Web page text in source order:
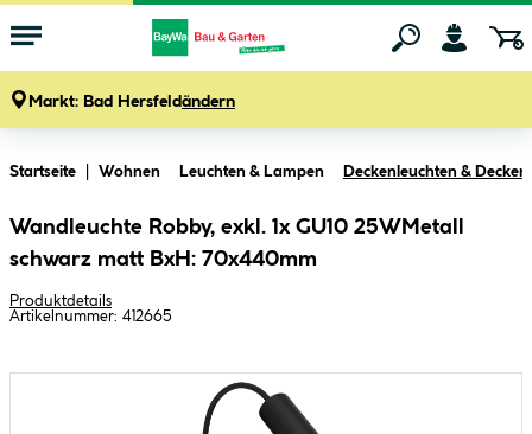
Markt: Bad Hersfeldändern
Startseite Wohnen Leuchten & Lampen Deckenleuchten &
Wandleuchte Robby, exkl. 1x GU10 25WMetall
schwarz matt BxH: 70x440mm
Produktdetails
Artikelnummer: 412665